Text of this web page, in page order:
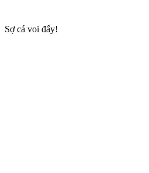
Sợ cá voi đấy!